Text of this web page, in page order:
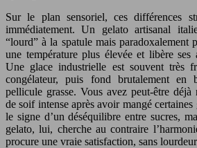
Sur le plan sensoriel, ces différences
immédiatement. Un gelato artisanal
“lourd” à la spatule mais paradoxalement
une température plus élevée et libère ses
Une glace industrielle est souvent très
congélateur, puis fond brutalement en
pellicule grasse. Vous avez peut-être déjà
de soif intense après avoir mangé certaines
le signe d’un déséquilibre entre sucres,
gelato, lui, cherche au contraire
procure une vraie satisfaction, sans